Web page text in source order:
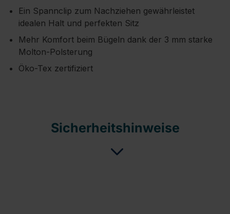
Ein Spannclip zum Nachziehen gewährleistet
idealen Halt und perfekten Sitz
Mehr Komfort beim Bügeln dank der 3 mm starke
Molton-Polsterung
Öko-Tex zertifiziert
Sicherheitshinweise